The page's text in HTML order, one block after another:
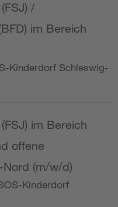
/
im Bereich
Kinderdorf Schleswig-
im Bereich
offene
(m/w/d)
Kinderdorf